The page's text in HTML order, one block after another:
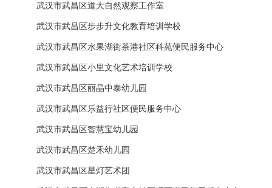
武汉市武昌区道大自然观察工作室
武汉市武昌区步步升文化教育培训学校
武汉市武昌区水果湖街茶港社区科苑便民服务中心
武汉市武昌区小里文化艺术培训学校
武汉市武昌区丽晶中泰幼儿园
武汉市武昌区乐益行社区便民服务中心
武汉市武昌区智慧宝幼儿园
武汉市武昌区楚禾幼儿园
武汉市武昌区星灯艺术团